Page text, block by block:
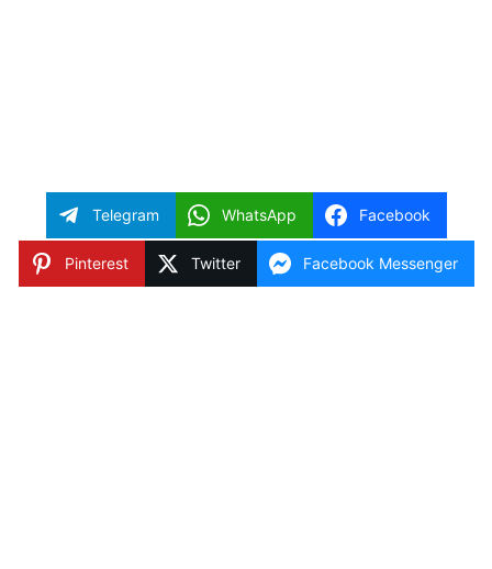
Telegram WhatsApp Facebook
Pinterest Twitter Facebook Messenger